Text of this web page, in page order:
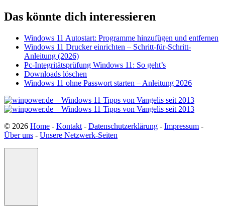
Das könnte dich interessieren
Windows 11 Autostart: Programme hinzufügen und entfernen
Windows 11 Drucker einrichten – Schritt-für-Schritt-
Anleitung (2026)
Pc-Integritätsprüfung Windows 11: So geht’s
Downloads löschen
Windows 11 ohne Passwort starten – Anleitung 2026
© 2026 Home - Kontakt - Datenschutzerklärung - Impressum -
Über uns - Unsere Netzwerk-Seiten